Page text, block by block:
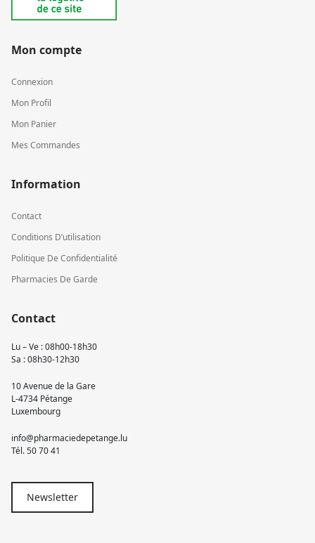
Mon compte
Connexion
Mon Profil
Mon Panier
Mes Commandes
Information
Contact
Conditions D’utilisation
Politique De Confidentialité
Pharmacies De Garde
Contact
Lu – Ve : 08h00-18h30
Sa : 08h30-12h30
10 Avenue de la Gare
L-4734 Pétange
Luxembourg
info@pharmaciedepetange.lu
Tél.50 70 41
Newsletter